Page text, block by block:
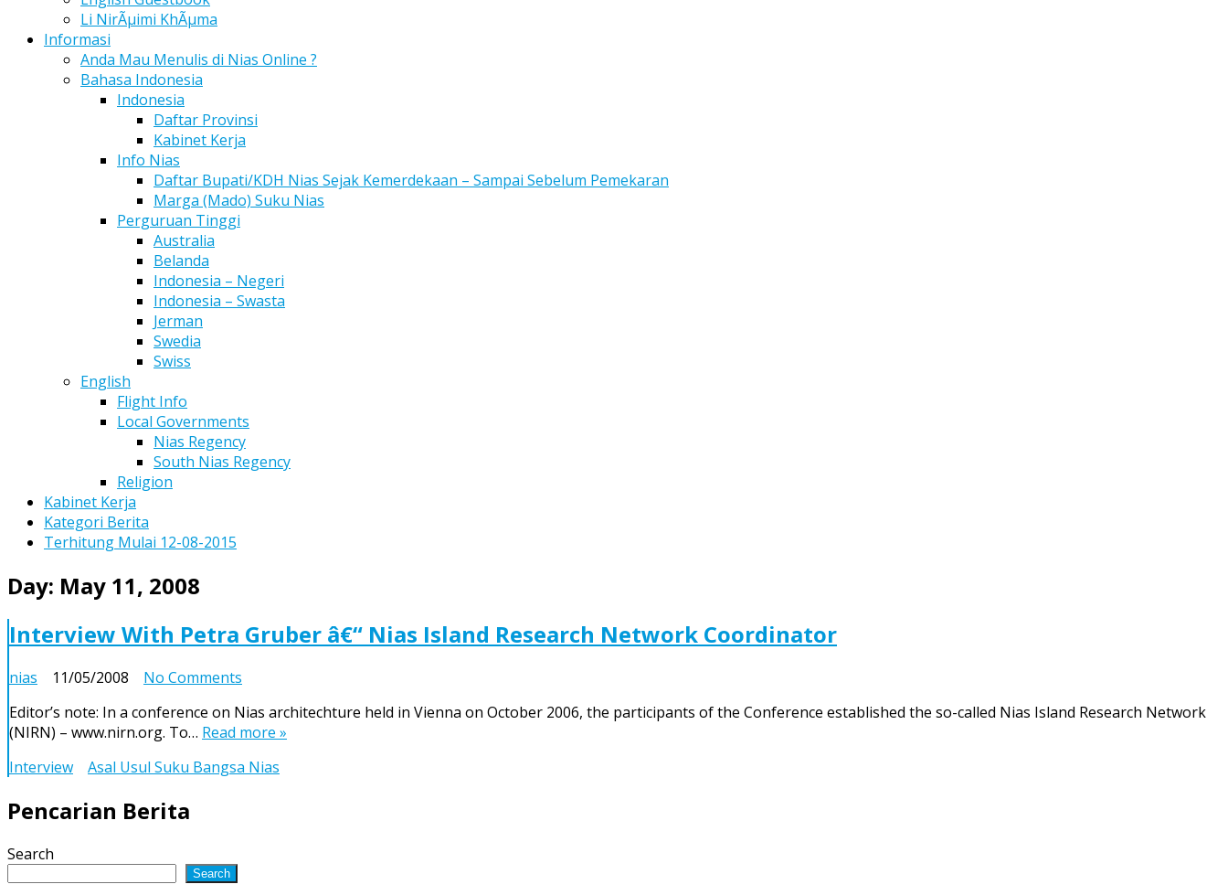
Li NirÃµimi KhÃµma
Informasi
Anda Mau Menulis di Nias Online ?
Bahasa Indonesia
Indonesia
Daftar Provinsi
Kabinet Kerja
Info Nias
Daftar Bupati/KDH Nias Sejak Kemerdekaan – Sampai Sebelum Pemekaran
Marga (Mado) Suku Nias
Perguruan Tinggi
Australia
Belanda
Indonesia – Negeri
Indonesia – Swasta
Jerman
Swedia
Swiss
English
Flight Info
Local Governments
Nias Regency
South Nias Regency
Religion
Kabinet Kerja
Kategori Berita
Terhitung Mulai 12-08-2015
Day: May 11, 2008
Interview With Petra Gruber â€“ Nias Island Research Network Coordinator
nias 11/05/2008 No Comments
With
Petra
Gruber
â€“
Editor’s note: In a conference on Nias architechture held in Vienna on October 2006, the participants of the Conference established the so-called Nias Island Research Network
(NIRN) – www.nirn.org. To… Read more »
Interview
Asal Usul Suku Bangsa Nias
Pencarian Berita
Search
Search